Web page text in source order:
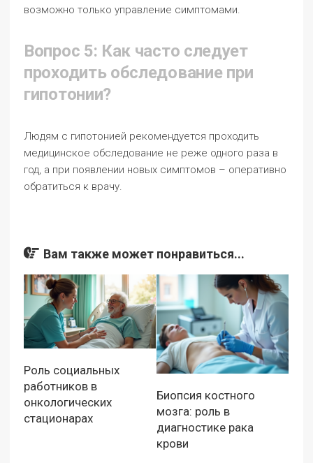
возможно только управление симптомами.
Вопрос 5: Как часто следует
проходить обследование при
гипотонии?
Людям с гипотонией рекомендуется проходить
медицинское обследование не реже одного раза в
год, а при появлении новых симптомов – оперативно
обратиться к врачу.
Вам также может понравиться...
Роль социальных
работников в
онкологических
стационарах
Биопсия костного
мозга: роль в
диагностике рака
крови